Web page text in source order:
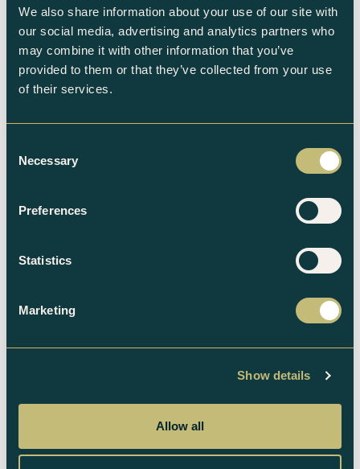
We also share information about your use of our site with
our social media, advertising and analytics partners who
may combine it with other information that you’ve
provided to them or that they’ve collected from your use
of their services.
Selection
Necessary
Preferences
Statistics
Marketing
Show details
Allow all
Prenumerera på nyhetsbrev
X-länk 18k Halsband-
42.7 gr
Pansar 18k Halsband-
6.1 gr